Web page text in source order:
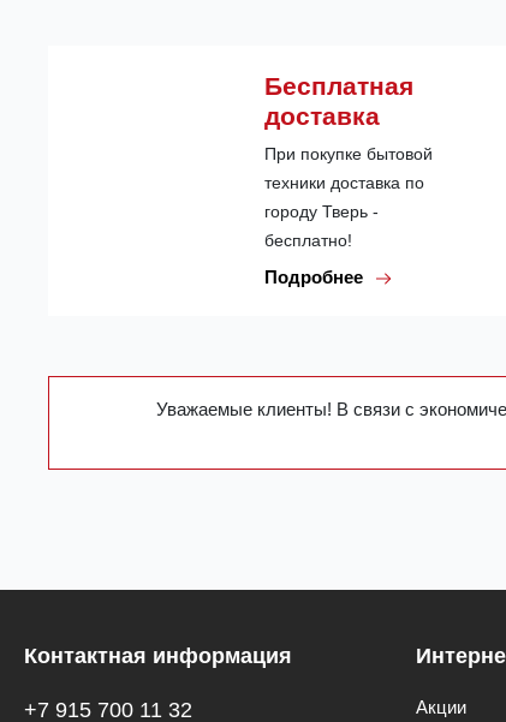
Бесплатная
доставка
При покупке бытовой
техники доставка по
городу Тверь -
бесплатно!
Подробнее
Уважаемые клиенты! В связи с
Контактная информация
+7 915 700 11 32 Акции